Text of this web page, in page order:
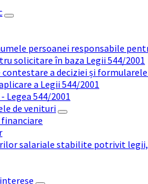
persoanei responsabile
solicitare în baza Legii 544/2001
contestare a deciziei și
a Legii 544/2001
544/2001
de venituri
salariale stabilite potrivit